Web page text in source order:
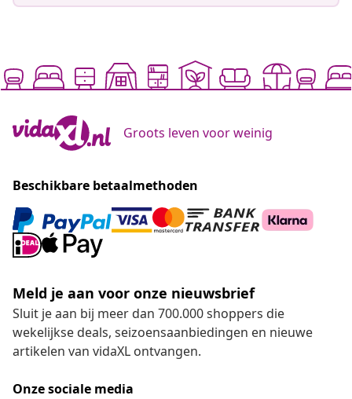
Groots leven voor weinig
Beschikbare betaalmethoden
Meld je aan voor onze nieuwsbrief
Sluit je aan bij meer dan 700.000 shoppers die
wekelijkse deals, seizoensaanbiedingen en nieuwe
artikelen van vidaXL ontvangen.
Onze sociale media